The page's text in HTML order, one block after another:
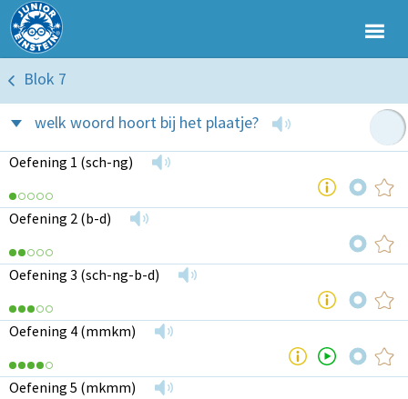
Blok 7
welk woord hoort bij het plaatje?
Oefening 1 (sch-ng)
Oefening 2 (b-d)
Oefening 3 (sch-ng-b-d)
Oefening 4 (mmkm)
Oefening 5 (mkmm)